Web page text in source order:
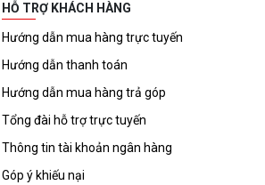
HỖ TRỢ KHÁCH HÀNG
Hướng dẫn mua hàng trực tuyến
Hướng dẫn thanh toán
Hướng dẫn mua hàng trả góp
Tổng đài hỗ trợ trực tuyến
Thông tin tài khoản ngân hàng
Góp ý khiếu nại